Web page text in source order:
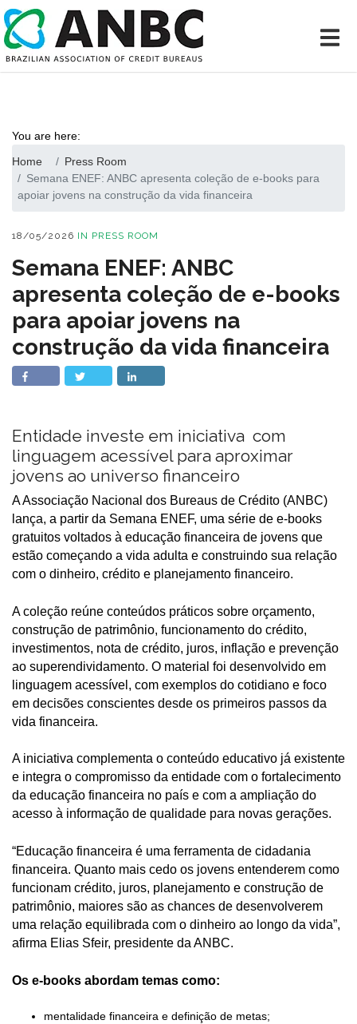
You are here:
Home
Press Room
Semana ENEF: ANBC apresenta coleção de e-books para
apoiar jovens na construção da vida financeira
18/05/2026 IN PRESS ROOM
Semana ENEF: ANBC
apresenta coleção de e-books
para apoiar jovens na
construção da vida financeira
Entidade investe em iniciativa com
linguagem acessível para aproximar
jovens ao universo financeiro
A Associação Nacional dos Bureaus de Crédito (ANBC)
lança, a partir da Semana ENEF, uma série de e-books
gratuitos voltados à educação financeira de jovens que
estão começando a vida adulta e construindo sua relação
com o dinheiro, crédito e planejamento financeiro.
A coleção reúne conteúdos práticos sobre orçamento,
construção de patrimônio, funcionamento do crédito,
investimentos, nota de crédito, juros, inflação e prevenção
ao superendividamento. O material foi desenvolvido em
linguagem acessível, com exemplos do cotidiano e foco
em decisões conscientes desde os primeiros passos da
vida financeira.
A iniciativa complementa o conteúdo educativo já existente
e integra o compromisso da entidade com o fortalecimento
da educação financeira no país e com a ampliação do
acesso à informação de qualidade para novas gerações.
“Educação financeira é uma ferramenta de cidadania
financeira. Quanto mais cedo os jovens entenderem como
funcionam crédito, juros, planejamento e construção de
patrimônio, maiores são as chances de desenvolverem
uma relação equilibrada com o dinheiro ao longo da vida”,
afirma Elias Sfeir, presidente da ANBC.
Os e-books abordam temas como:
mentalidade financeira e definição de metas;